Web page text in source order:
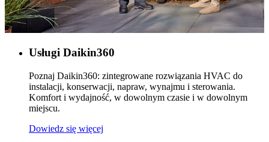
Usługi Daikin360
Poznaj Daikin360: zintegrowane rozwiązania HVAC do
instalacji, konserwacji, napraw, wynajmu i sterowania.
Komfort i wydajność, w dowolnym czasie i w dowolnym
miejscu.
Dowiedz się więcej